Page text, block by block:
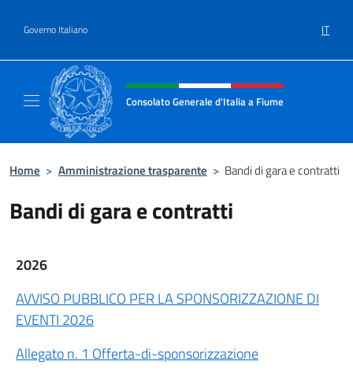
Governo Italiano IT
Intestazione sito, social e menù
Consolato Generale d'Italia a Fiume
Home > Amministrazione trasparente > Bandi di gara e contratti
Bandi di gara e contratti
2026
AVVISO PUBBLICO PER LA SPONSORIZZAZIONE DI
EVENTI 2026
Allegato n. 1 Offerta-di-sponsorizzazione